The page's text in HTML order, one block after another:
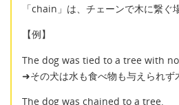
「chain」は、チェーンで木に繋ぐ
【例】
The dog was tied to a tree with
➜その犬は水も食べ物も与えられず
The dog was chained to a tree.